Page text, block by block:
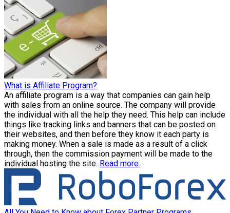
What is Affiliate Program?
An affiliate program is a way that companies can gain help
with sales from an online source. The company will provide
the individual with all the help they need. This help can include
things like tracking links and banners that can be posted on
their websites, and then before they know it each party is
making money. When a sale is made as a result of a click
through, then the commission payment will be made to the
individual hosting the site. Read more.